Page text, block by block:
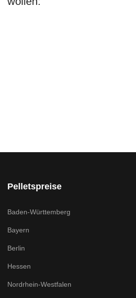
Pelletspreise
Baden-Württemberg
Bayern
Berlin
Hessen
Nordrhein-Westfalen